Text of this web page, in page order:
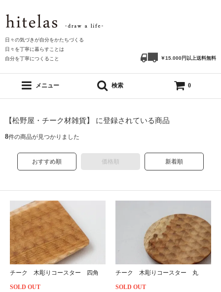
日々の気づきが自分をかたちづくる
日々を丁寧に暮らすことは
自分を丁寧につくること
￥15.000円以上送料無料
メニュー 検索 0
【松野屋・チーク材雑貨】 に登録されている商品
8件の商品が見つかりました
おすすめ順 価格順 新着順
チーク 木彫りコースター 四角
SOLD OUT
チーク 木彫りコースター 丸
SOLD OUT